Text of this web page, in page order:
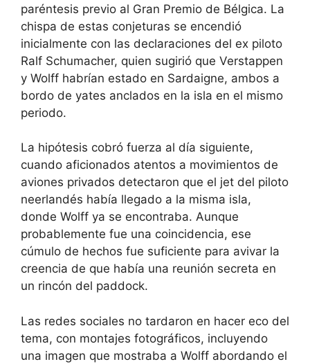
paréntesis previo al Gran Premio de Bélgica. La
chispa de estas conjeturas se encendió
inicialmente con las declaraciones del ex piloto
Ralf Schumacher, quien sugirió que Verstappen
y Wolff habrían estado en Sardaigne, ambos a
bordo de yates anclados en la isla en el mismo
periodo.
La hipótesis cobró fuerza al día siguiente,
cuando aficionados atentos a movimientos de
aviones privados detectaron que el jet del piloto
neerlandés había llegado a la misma isla,
donde Wolff ya se encontraba. Aunque
probablemente fue una coincidencia, ese
cúmulo de hechos fue suficiente para avivar la
creencia de que había una reunión secreta en
un rincón del paddock.
Las redes sociales no tardaron en hacer eco del
tema, con montajes fotográficos, incluyendo
una imagen que mostraba a Wolff abordando el